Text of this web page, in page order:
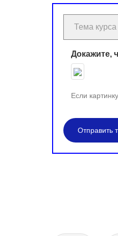
Докажите,
Если
Отправить